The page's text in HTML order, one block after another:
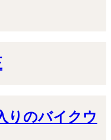
りのバイクウ